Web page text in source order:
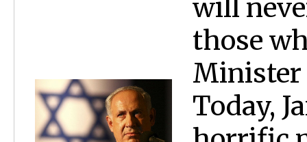
will
those
Minister
Today,